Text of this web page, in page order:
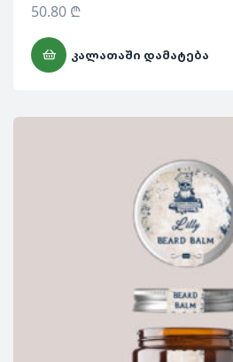
50.80 ₾
ᲙᲐᲚᲐᲗᲐᲨᲘ ᲓᲐᲛᲐᲢᲔᲑᲐ